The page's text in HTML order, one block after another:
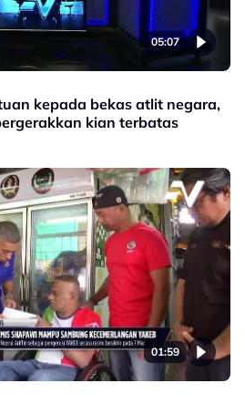
05:07
kepada bekas atlit negara,
kian terbatas
01:59